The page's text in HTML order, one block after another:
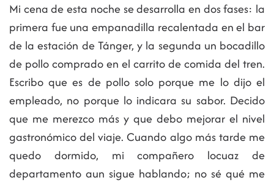
Mi cena de esta noche se desarrolla en dos fases: la
primera fue una empanadilla recalentada en el bar
de la estación de Tánger, y la segunda un bocadillo
de pollo comprado en el carrito de comida del tren.
Escribo que es de pollo solo porque me lo dijo el
empleado, no porque lo indicara su sabor. Decido
que me merezco más y que debo mejorar el nivel
gastronómico del viaje. Cuando algo más tarde me
quedo dormido, mi compañero locuaz de
departamento aun sigue hablando; no sé qué me